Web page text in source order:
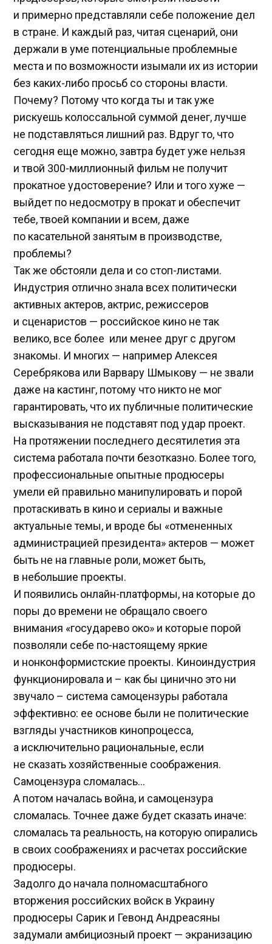
и примерно представляли себе положение дел
в стране. И каждый раз, читая сценарий, они
держали в уме потенциальные проблемные
места и по возможности изымали их из истории
без каких-либо просьб со стороны власти.
Почему? Потому что когда ты и так уже
рискуешь колоссальной суммой денег, лучше
не подставляться лишний раз. Вдруг то, что
сегодня еще можно, завтра будет уже нельзя
и твой 300-миллионный фильм не получит
прокатное удостоверение? Или и того хуже —
выйдет по недосмотру в прокат и обеспечит
тебе, твоей компании и всем, даже
по касательной занятым в производстве,
проблемы?
Так же обстояли дела и со стоп-листами.
Индустрия отлично знала всех политически
активных актеров, актрис, режиссеров
и сценаристов — российское кино не так
велико, все более или менее друг с другом
знакомы. И многих — например Алексея
Серебрякова или Варвару Шмыкову — не звали
даже на кастинг, потому что никто не мог
гарантировать, что их публичные политические
высказывания не подставят под удар проект.
На протяжении последнего десятилетия эта
система работала почти безотказно. Более того,
профессиональные опытные продюсеры
умели ей правильно манипулировать и порой
протаскивать в кино и сериалы и важные
актуальные темы, и вроде бы «отмененных
администрацией президента» актеров — может
быть не на главные роли, может быть,
в небольшие проекты.
И появились онлайн-платформы, на которые до
поры до времени не обращало своего
внимания «государево око» и которые порой
позволяли себе по-настоящему яркие
и нонконформистские проекты. Киноиндустрия
функционировала и – как бы цинично это ни
звучало – система самоцензуры работала
эффективно: ее основе были не политические
взгляды участников кинопроцесса,
а исключительно рациональные, если
не сказать хозяйственные соображения.
Самоцензура сломалась…
А потом началась война, и самоцензура
сломалась. Точнее даже будет сказать иначе:
сломалась та реальность, на которую опирались
в своих соображениях и расчетах российские
продюсеры.
Задолго до начала полномасштабного
вторжения российских войск в Украину
продюсеры Сарик и Гевонд Андреасяны
задумали амбициозный проект — экранизацию